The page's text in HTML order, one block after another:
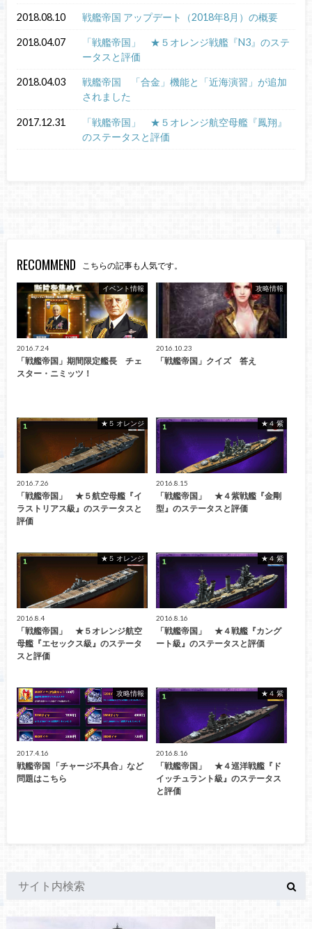
2018.08.10 戦艦帝国 アップデート（2018年8月）の概要
2018.04.07
「戦艦帝国」 ★５オレンジ戦艦『N3』のステ
ータスと評価
2018.04.03
戦艦帝国 「合金」機能と「近海演習」が追加
されました
2017.12.31
「戦艦帝国」 ★５オレンジ航空母艦『鳳翔』
のステータスと評価
RECOMMEND こちらの記事も人気です。
イベント情報
2016.7.24
「戦艦帝国」期間限定艦長 チェ
スター・ニミッツ！
攻略情報
2016.10.23
「戦艦帝国」クイズ 答え
★５ オレンジ
2016.7.26
「戦艦帝国」 ★５航空母艦『イ
ラストリアス級』のステータスと
評価
★４ 紫
2016.8.15
「戦艦帝国」 ★４紫戦艦『金剛
型』のステータスと評価
★５ オレンジ
2016.8.4
「戦艦帝国」 ★５オレンジ航空
母艦『エセックス級』のステータ
スと評価
★４ 紫
2016.8.16
「戦艦帝国」 ★４戦艦『カング
ート級』のステータスと評価
攻略情報
2017.4.16
戦艦帝国 「チャージ不具合」など
問題はこちら
★４ 紫
2016.8.16
「戦艦帝国」 ★４巡洋戦艦『ド
イッチュラント級』のステータス
と評価